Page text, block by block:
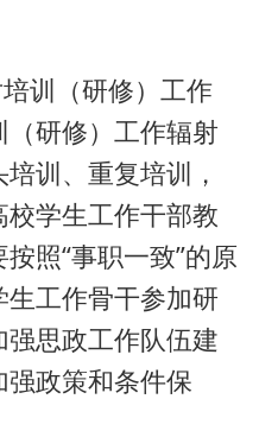
训（研修）工作
研修）工作辐射
训、重复培训，
学生工作干部教
照“事职一致”的原
工作骨干参加研
思政工作队伍建
政策和条件保